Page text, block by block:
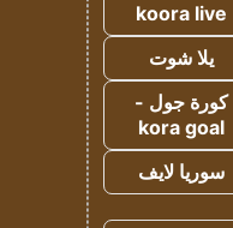
koora live
يلا شوت
كورة جول -
kora goal
سوريا لايف